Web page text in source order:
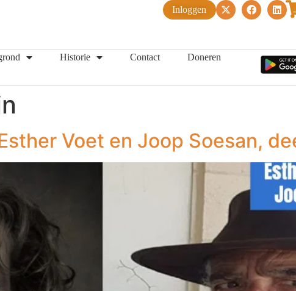
Inloggen
Historie Contact Doneren
Voet en Joop Soesan,